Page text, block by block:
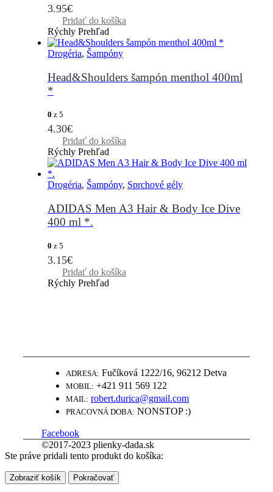
3.95€
Pridať do košíka
Rýchly Prehľad
Drogéria, Šampóny
Head&Shoulders šampón menthol 400ml
*
0 z 5
4.30€
Pridať do košíka
Rýchly Prehľad
Drogéria, Šampóny, Sprchové gély
ADIDAS Men A3 Hair & Body Ice Dive
400 ml *.
0 z 5
3.15€
Pridať do košíka
Rýchly Prehľad
ADRESA: Fučíková 1222/16, 96212 Detva
MOBIL: +421 911 569 122
MAIL: robert.durica@gmail.com
PRACOVNÁ DOBA: NONSTOP :)
Facebook
©2017-2023 plienky-dada.sk
Ste práve pridali tento produkt do košíka:
Zobraziť košík Pokračovať